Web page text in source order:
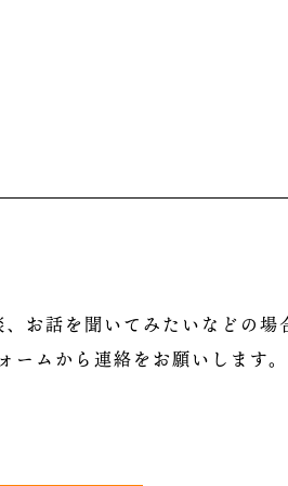
お話を聞いてみたいなどの場
ームから連絡をお願いします。